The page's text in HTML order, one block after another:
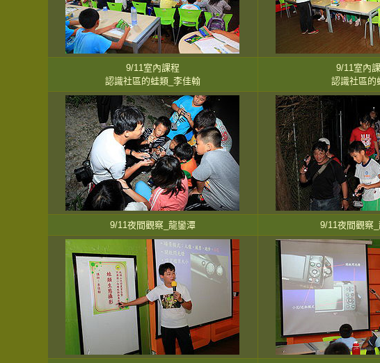
9/11室內課程
認識社區的蛙類_李佳翰
9/11室內
認識社區的
9/11夜間觀察_龍鑾潭 9/11夜間觀察